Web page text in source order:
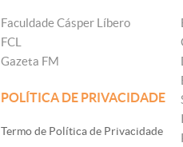
Faculdade Cásper Líbero
FCL
Gazeta FM
POLÍTICA DE PRIVACIDADE
Termo de Política de Privacidade